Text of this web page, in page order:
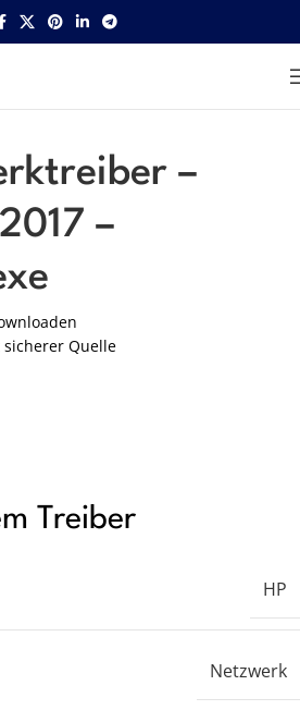
–
–
Quelle
Treiber
HP
Netzwerk